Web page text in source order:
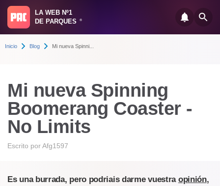
LA WEB Nº1
DE PARQUES
®
Inicio Blog Mi nueva Spinni...
Mi nueva Spinning
Boomerang Coaster -
No Limits
Escrito porAfg1597
Es una burrada, pero podriais darme vuestra opinión,